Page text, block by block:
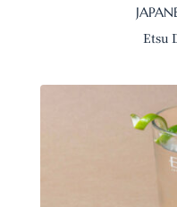
Etsu